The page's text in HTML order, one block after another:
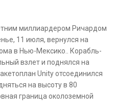
миллиардером Ричардом
11 июля, вернулся на
в Нью-Мексико.. Корабль-
взлет и поднялся на
Unity отсоединился
на высоту в 80
граница околоземной